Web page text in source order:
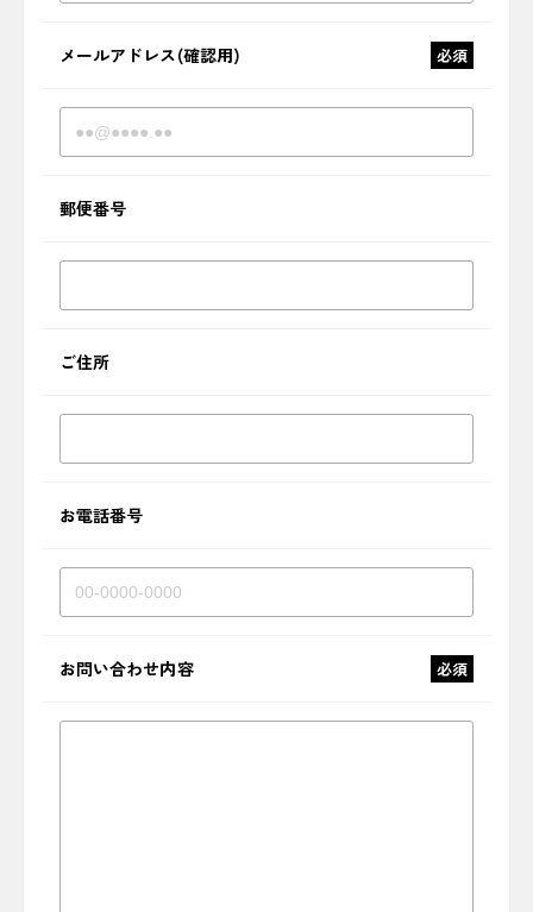
メールアドレス(確認用) 必須
郵便番号
ご住所
お電話番号
お問い合わせ内容 必須